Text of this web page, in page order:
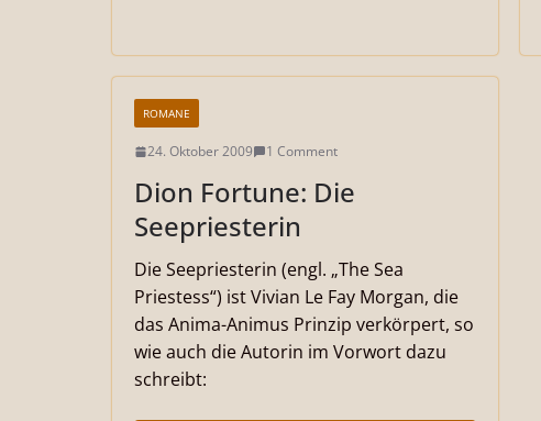
ROMANE
24. Oktober 2009 1 Comment
Dion Fortune: Die
Seepriesterin
Die Seepriesterin (engl. „The Sea
Priestess“) ist Vivian Le Fay Morgan, die
das Anima-Animus Prinzip verkörpert, so
wie auch die Autorin im Vorwort dazu
schreibt: